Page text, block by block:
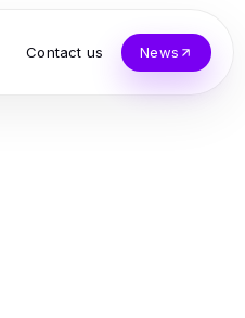
Contact us News